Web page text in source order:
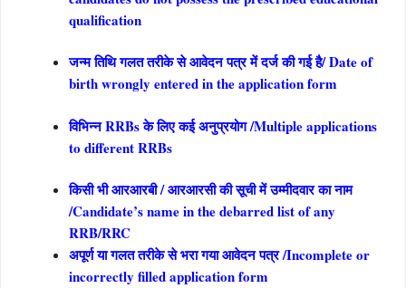
qualification
जन्म तिथि गलत तरीके से आवेदन पत्र में दर्ज की गई है/ Date of
birth wrongly entered in the application form
विभिन्न RRBs के लिए कई अनुप्रयोग /Multiple applications
to different RRBs
किसी भी आरआरबी / आरआरसी की सूची में उम्मीदवार का नाम
/Candidate’s name in the debarred list of any
RRB/RRC
अपूर्ण या गलत तरीके से भरा गया आवेदन पत्र /Incomplete or
incorrectly filled application form